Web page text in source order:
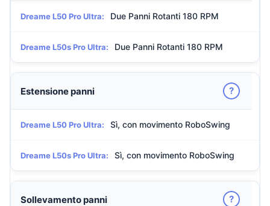
Dreame L50 Pro Ultra: Due Panni Rotanti 180 RPM
Dreame L50s Pro Ultra: Due Panni Rotanti 180 RPM
Estensione panni ?
Dreame L50 Pro Ultra: Sì, con movimento RoboSwing
Dreame L50s Pro Ultra: Sì, con movimento RoboSwing
Sollevamento panni ?